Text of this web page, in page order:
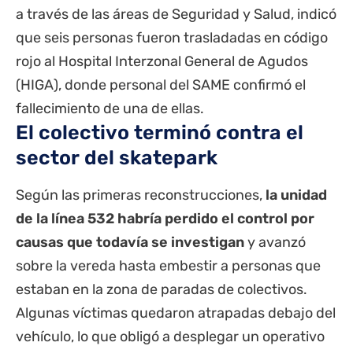
a través de las áreas de Seguridad y Salud, indicó
que seis personas fueron trasladadas en código
rojo al Hospital Interzonal General de Agudos
(HIGA), donde personal del SAME confirmó el
fallecimiento de una de ellas.
El colectivo terminó contra el
sector del skatepark
Según las primeras reconstrucciones, la unidad
de la línea 532 habría perdido el control por
causas que todavía se investigany avanzó
sobre la vereda hasta embestir a personas que
estaban en la zona de paradas de colectivos.
Algunas víctimas quedaron atrapadas debajo del
vehículo, lo que obligó a desplegar un operativo